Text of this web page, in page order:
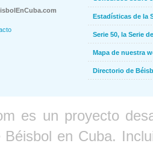
Estadísticas de la
Serie 50, la Serie
Mapa de nuestra
Directorio de
es un proyecto
Béisbol en Cuba.